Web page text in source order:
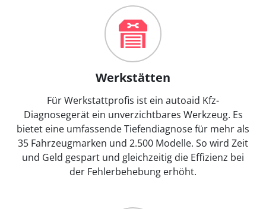
Werkstätten
Für Werkstattprofis ist ein autoaid Kfz-
Diagnosegerät ein unverzichtbares Werkzeug. Es
bietet eine umfassende Tiefendiagnose für mehr als
35 Fahrzeugmarken und 2.500 Modelle. So wird Zeit
und Geld gespart und gleichzeitig die Effizienz bei
der Fehlerbehebung erhöht.